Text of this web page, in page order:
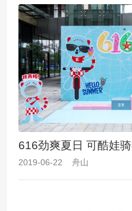
616劲爽夏日 可酷娃
2019-06-22 舟山